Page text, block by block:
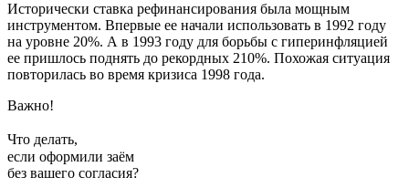
Исторически ставка рефинансирования была мощным
инструментом. Впервые ее начали использовать в 1992 году
на уровне 20%. А в 1993 году для борьбы с гиперинфляцией
ее пришлось поднять до рекордных 210%. Похожая ситуация
повторилась во время кризиса 1998 года.
Важно!
Что делать,
если оформили заём
без вашего согласия?